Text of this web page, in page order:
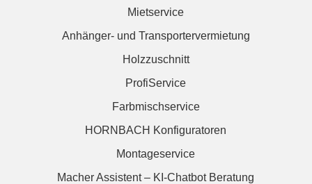
Mietservice
Anhänger- und Transportervermietung
Holzzuschnitt
ProfiService
Farbmischservice
HORNBACH Konfiguratoren
Montageservice
Macher Assistent – KI-Chatbot Beratung